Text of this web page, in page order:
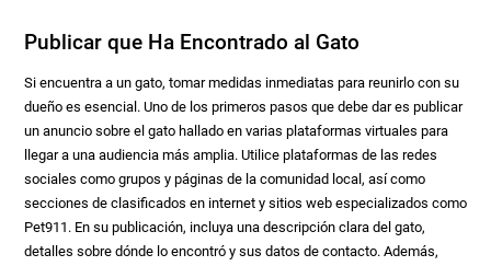
Publicar que Ha Encontrado al Gato
Si encuentra a un gato, tomar medidas inmediatas para reunirlo con su
dueño es esencial. Uno de los primeros pasos que debe dar es publicar
un anuncio sobre el gato hallado en varias plataformas virtuales para
llegar a una audiencia más amplia. Utilice plataformas de las redes
sociales como grupos y páginas de la comunidad local, así como
secciones de clasificados en internet y sitios web especializados como
Pet911. En su publicación, incluya una descripción clara del gato,
detalles sobre dónde lo encontró y sus datos de contacto. Además,